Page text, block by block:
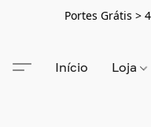
Portes Grátis >
Início Loja